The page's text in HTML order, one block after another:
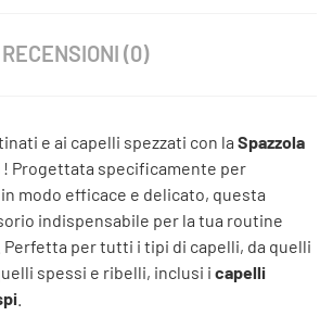
RECENSIONI (0)
e ai capelli spezzati con la Spazzola
! Progettata specificamente per
modo efficace e delicato, questa
indispensabile per la tua routine
. Perfetta per tutti i tipi di capelli, da quelli
spessi e ribelli, inclusi i capelli